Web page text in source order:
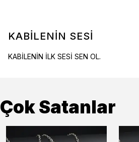
KABİLENİN SESİ
KABİLENİN İLK SESİ SEN OL.
Çok Satanlar